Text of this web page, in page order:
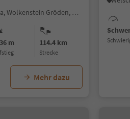
Wolkenstein/Sëlva, Wolkenstein Gröden, Dolomitenregion Gröden
m 114.4 km
Strecke
Mehr dazu